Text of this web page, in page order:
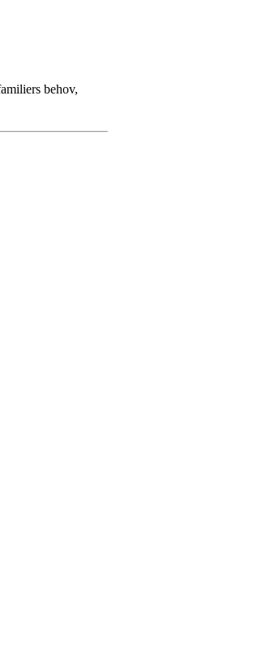
behov,